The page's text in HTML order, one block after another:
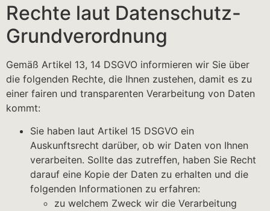
Rechte laut Datenschutz-
Grundverordnung
Gemäß Artikel 13, 14 DSGVO informieren wir Sie über
die folgenden Rechte, die Ihnen zustehen, damit es zu
einer fairen und transparenten Verarbeitung von Daten
kommt:
Sie haben laut Artikel 15 DSGVO ein
Auskunftsrecht darüber, ob wir Daten von Ihnen
verarbeiten. Sollte das zutreffen, haben Sie Recht
darauf eine Kopie der Daten zu erhalten und die
folgenden Informationen zu erfahren:
zu welchem Zweck wir die Verarbeitung